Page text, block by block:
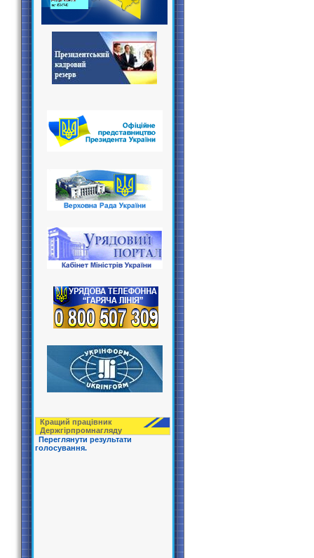
Кращий працівник
Держгірпрoмнагляду
Переглянути результати
голосування.